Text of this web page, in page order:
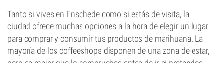
Tanto si vives en Enschede como si estás de visita, la
ciudad ofrece muchas opciones a la hora de elegir un lugar
para comprar y consumir tus productos de marihuana. La
mayoría de los coffeeshops disponen de una zona de estar,